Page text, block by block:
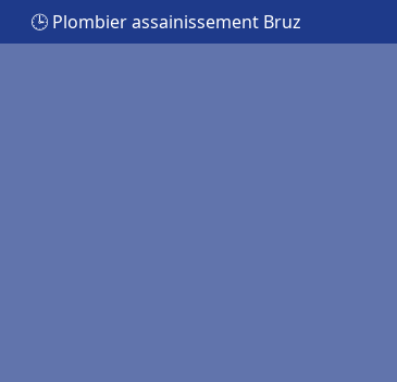
🕒 Plombier assainissement Bruz